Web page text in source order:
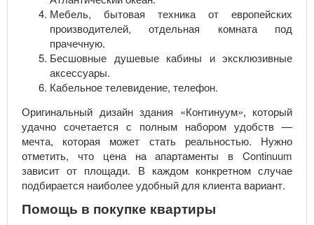
Мебель, бытовая техника от европейских
производителей, отдельная комната под
прачечную.
Бесшовные душевые кабины и эксклюзивные
аксессуары.
Кабельное телевидение, телефон.
Оригинальный дизайн здания «Континуум», который
удачно сочетается с полным набором удобств —
мечта, которая может стать реальностью. Нужно
отметить, что цена на апартаменты в Continuum
зависит от площади. В каждом конкретном случае
подбирается наиболее удобный для клиента вариант.
Помощь в покупке квартиры